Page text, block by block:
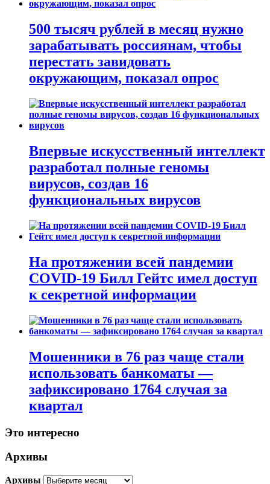
500 тысяч рублей в месяц нужно
зарабатывать россиянам, чтобы
перестать завидовать
окружающим, показал опрос
Впервые искусственный интеллект
разработал полные геномы
вирусов, создав 16
функциональных вирусов
На протяжении всей пандемии
COVID-19 Билл Гейтс имел доступ
к секретной информации
Мошенники в 76 раз чаще стали
использовать банкоматы —
зафиксировано 1764 случая за
квартал
Это интересно
Архивы
Архивы